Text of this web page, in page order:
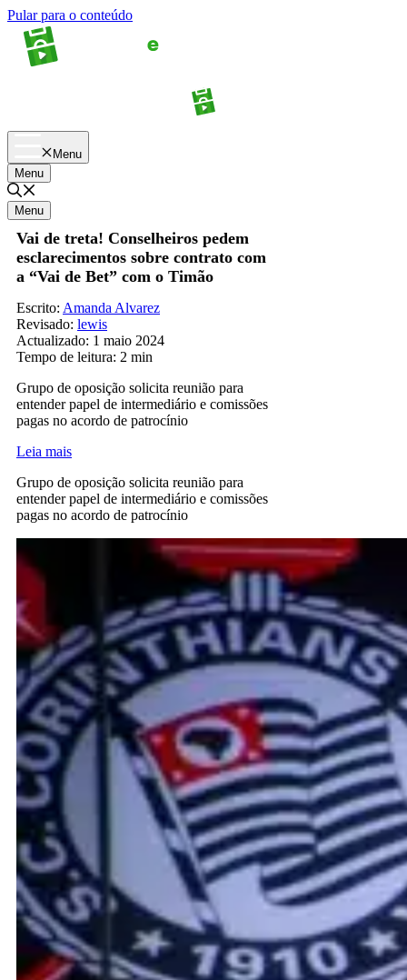
Pular para o conteúdo
Menu
Menu
Menu
Vai de treta! Conselheiros pedem
esclarecimentos sobre contrato com
a “Vai de Bet” com o Timão
Escrito: Amanda Alvarez
Revisado: lewis
Actualizado: 1 maio 2024
Tempo de leitura: 2 min
Grupo de oposição solicita reunião para
entender papel de intermediário e comissões
pagas no acordo de patrocínio
Leia mais
Grupo de oposição solicita reunião para
entender papel de intermediário e comissões
pagas no acordo de patrocínio